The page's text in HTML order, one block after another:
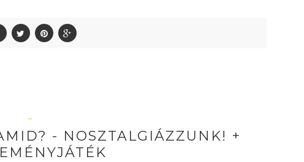
—
- NOSZTALGIÁZZUNK! +